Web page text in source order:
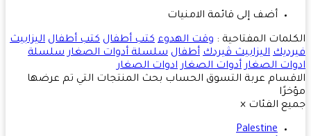
أضف إلى قائمة الامنيات
المفتاحية :وقت الهدوء كتب أطفال كتب أطفال اليزابيث
اليزابيث ڤيردك أطفال سلسلة أدوات الصغار سلسلة
الصغار أدوات الصغار ادوات الصغار
عربة التسوق الحساب بحث المنتجات التي تم عرضها
الفئات ×
Palestine